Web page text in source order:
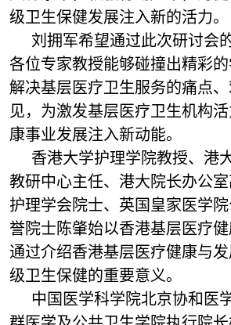
级卫生保健发展注入新的活力。
刘拥军希望通过此次研讨会
各位专家教授能够碰撞出精彩
解决基层医疗卫生服务的痛点
见，为激发基层医疗卫生机构
康事业发展注入新动能。
香港大学护理学院教授、港
教研中心主任、港大院长办公
护理学会院士、英国皇家医学
誉院士陈肇始以香港基层医疗健
通过介绍香港基层医疗健康与
级卫生保健的重要意义。
中国医学科学院北京协和医